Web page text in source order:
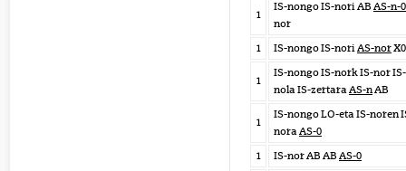
1
IS-nongo IS-nori AB AS-n-0
nor
1
IS-nongo IS-noriAS-norX0
1
IS-nongo IS-nork IS-nor IS-
nola IS-zertaraAS-nAB
1
IS-nongo LO-eta IS-noren
noraAS-0
1
IS-nor AB AB AS-0